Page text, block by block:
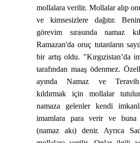
mollalara verilir. Mollalar alıp
ve kimsesizlere dağıtır.
görevim sırasında namaz
Ramazan'da oruç tutanların
bir artış oldu. "Kırgızistan’da
tarafından maaş ödenmez.
ayında Namaz ve Teravih
kıldırmak için mollalar
namaza gelenler kendi
imamlara para verir ve buna
(namaz akı) denir. Ayrıca